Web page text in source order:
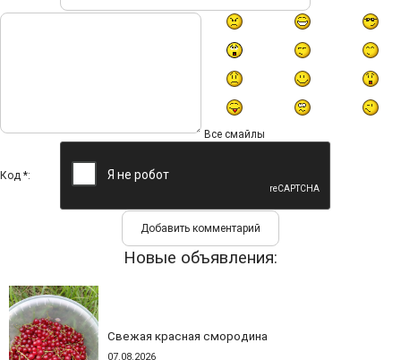
Все смайлы
Код *:
Новые объявления:
Свежая красная смородина
07.08.2026